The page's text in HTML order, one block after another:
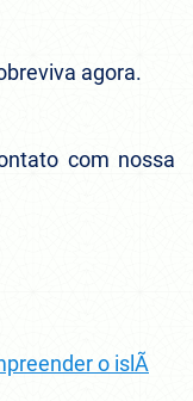
agora.
com nossa
o islÃ